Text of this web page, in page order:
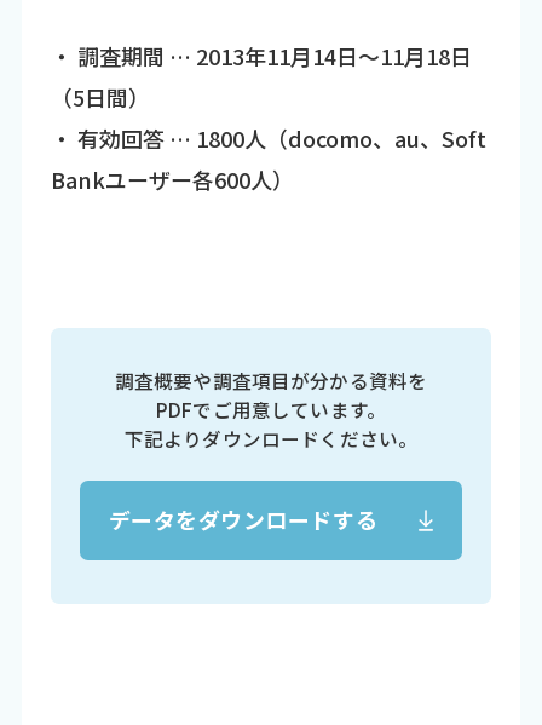
・ 調査期間 … 2013年11月14日～11月18日
（5日間）
・ 有効回答 … 1800人（docomo、au、Soft
Bankユーザー各600人）
調査概要や調査項目が分かる資料を
PDFでご用意しています。
下記よりダウンロードください。
データをダウンロードする